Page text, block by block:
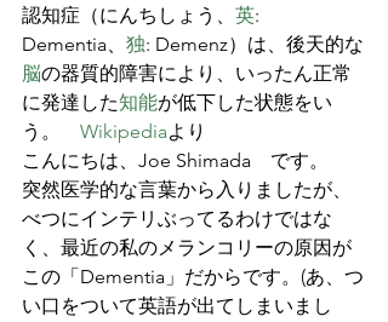
認知症（にんちしょう、 英:
Dementia、 独: Demenz）は、後天的な
脳の器質的障害により、いったん正常
に発達した知能が低下した状態をい
う。 Wikipediaより
こんにちは、Joe Shimada　です。
突然医学的な言葉から入りましたが、
べつにインテリぶってるわけではな
く、最近の私のメランコリーの原因が
この「Dementia」だからです。(あ、つ
い口をついて英語が出てしまいまし